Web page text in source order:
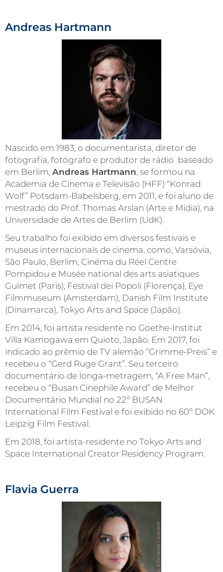
Andreas Hartmann
Nascido em 1983, o documentarista, diretor de
fotografia, fotógrafo e produtor de rádio baseado
em Berlim, Andreas Hartmann, se formou na
Academia de Cinema e Televisão (HFF) “Konrad
Wolf” Potsdam-Babelsberg, em 2011, e foi aluno de
mestrado do Prof. Thomas Arslan (Arte e Mídia), na
Universidade de Artes de Berlim (UdK).
Seu trabalho foi exibido em diversos festivais e
museus internacionais de cinema, como, Varsóvia,
São Paulo, Berlim, Cinéma du Réel Centre
Pompidou e Musée national des arts asiatiques
Guimet (Paris), Festival dei Popoli (Florença), Eye
Filmmuseum (Amsterdam), Danish Film Institute
(Dinamarca), Tokyo Arts and Space (Japão).
Em 2014, foi artista residente no Goethe-Institut
Villa Kamogawa em Quioto, Japão. Em 2017, foi
indicado ao prêmio de TV alemão “Grimme-Preis” e
recebeu o “Gerd Ruge Grant”. Seu terceiro
documentário de longa-metragem, “A Free Man”,
recebeu o “Busan Cinephile Award” de Melhor
Documentário Mundial no 22º BUSAN
International Film Festival e foi exibido no 60º DOK
Leipzig Film Festival.
Em 2018, foi artista-residente no Tokyo Arts and
Space International Creator Residency Program.
Flavia Guerra